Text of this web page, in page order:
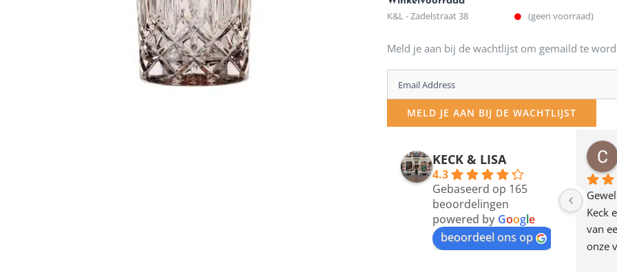
K&L - Zadelstraat 38 (geen voorraad)
Meld je aan bij de wachtlijst om gemaild te
Enter
your
email
MELD JE AAN BIJ DE WACHTLIJST
KECK & LISA
4.3
Gebaseerd op 165
beoordelingen
powered by Google
beoordeel ons op
12 maanden geleden
Waarom in hemelsnaam
de woonwinkel op de
klippen  laten lopen? Waar
moeten nu de design
Keck
van
onze